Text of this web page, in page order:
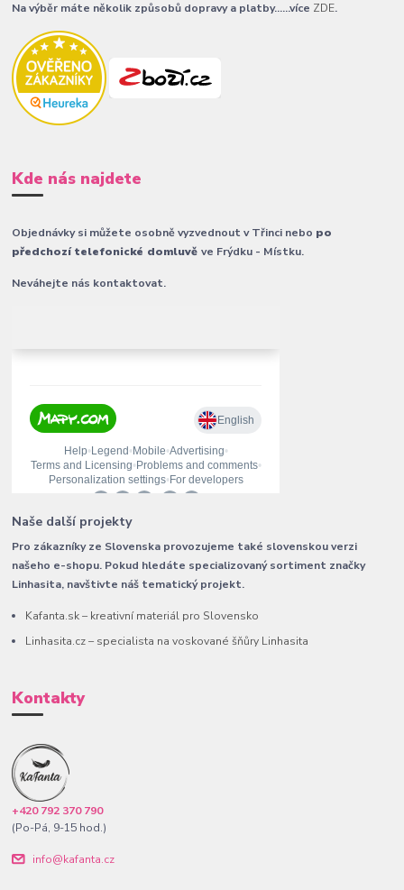
Na výběr máte několik způsobů dopravy a platby......více ZDE.
Kde nás najdete
Objednávky si můžete osobně vyzvednout v Třinci nebo po
předchozí telefonické domluvěve Frýdku - Místku.
Neváhejte nás kontaktovat.
Naše další projekty
Pro zákazníky ze Slovenska provozujeme také slovenskou verzi
našeho e-shopu. Pokud hledáte specializovaný sortiment značky
Linhasita, navštivte náš tematický projekt.
Kafanta.sk – kreativní materiál pro Slovensko
Linhasita.cz – specialista na voskované šňůry Linhasita
Kontakty
+420 792 370 790
(Po-Pá, 9-15 hod.)
info@kafanta.cz